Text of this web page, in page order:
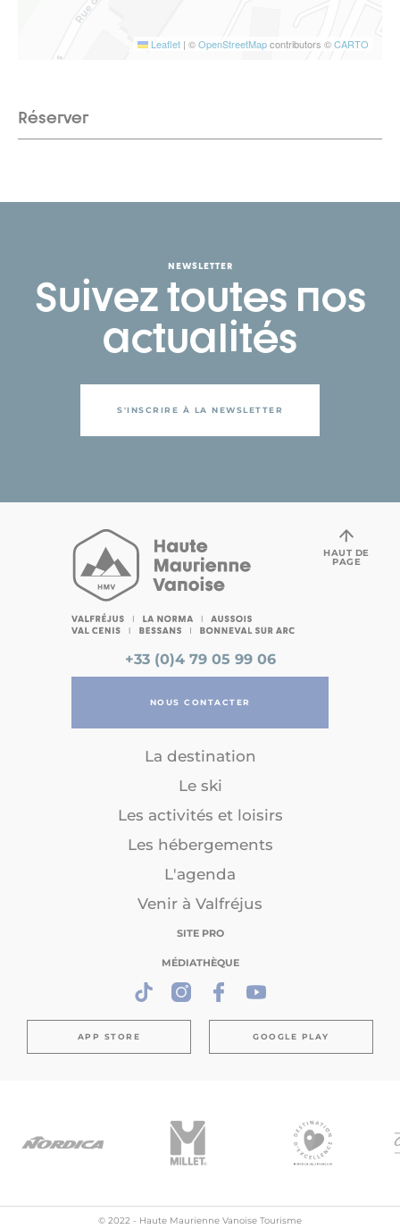
Leaflet | ©OpenStreetMapcontributors ©CARTO
Réserver
NEWSLETTER
Suivez toutes nos
actualités
S'INSCRIRE À LA NEWSLETTER
+33 (0)4 79 05 99 06
NOUS CONTACTER
La destination
Le ski
Les activités et loisirs
Les hébergements
L'agenda
Venir à Valfréjus
SITE PRO
MÉDIATHÈQUE
APP STORE GOOGLE PLAY
HAUT DE
PAGE
© 2022 - Haute Maurienne Vanoise Tourisme